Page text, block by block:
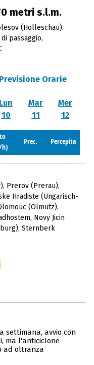
metri s.l.m.
(Holleschau).
passaggio,
Previsione Orarie
Lun
10
Mar
11
Mer
12
Prec. Percepita
, Prerov (Prerau),
Hradiste (Ungarisch-
(Olmütz),
, Novy Jicin
, Sternberk
settimana, avvio con
ma l'anticiclone
ad oltranza